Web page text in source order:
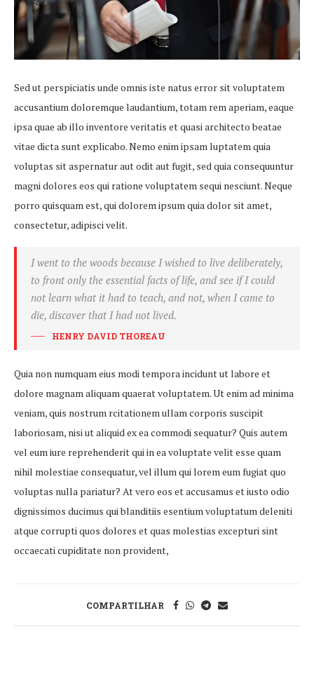
Sed ut perspiciatis unde omnis iste natus error sit voluptatem
accusantium doloremque laudantium, totam rem aperiam, eaque
ipsa quae ab illo inventore veritatis et quasi architecto beatae
vitae dicta sunt explicabo. Nemo enim ipsam luptatem quia
voluptas sit aspernatur aut odit aut fugit, sed quia consequuntur
magni dolores eos qui ratione voluptatem sequi nesciunt. Neque
porro quisquam est, qui dolorem ipsum quia dolor sit amet,
consectetur, adipisci velit.
I went to the woods because I wished to live deliberately,
to front only the essential facts of life, and see if I could
not learn what it had to teach, and not, when I came to
die, discover that I had not lived.
HENRY DAVID THOREAU
Quia non numquam eius modi tempora incidunt ut labore et
dolore magnam aliquam quaerat voluptatem. Ut enim ad minima
veniam, quis nostrum rcitationem ullam corporis suscipit
laboriosam, nisi ut aliquid ex ea commodi sequatur? Quis autem
vel eum iure reprehenderit qui in ea voluptate velit esse quam
nihil molestiae consequatur, vel illum qui lorem eum fugiat quo
voluptas nulla pariatur? At vero eos et accusamus et iusto odio
dignissimos ducimus qui blanditiis esentium voluptatum deleniti
atque corrupti quos dolores et quas molestias excepturi sint
occaecati cupiditate non provident,
COMPARTILHAR